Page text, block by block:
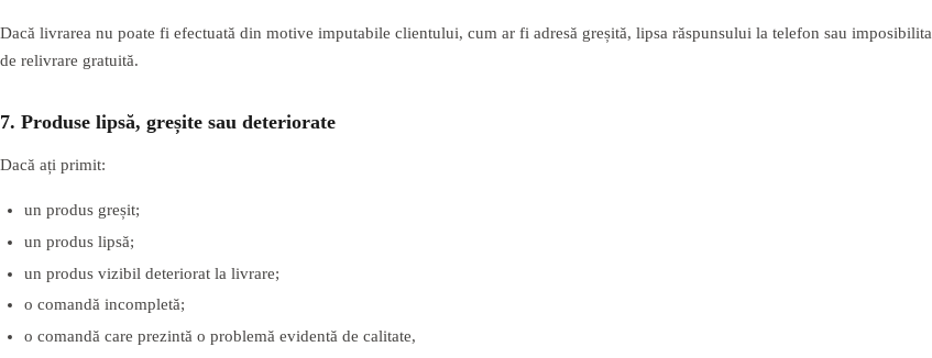
Dacă livrarea nu poate fi efectuată din motive imputabile clientului, cum ar fi adresă greșită, lipsa răspunsului la telefon sau
de relivrare gratuită.
7. Produse lipsă, greșite sau deteriorate
Dacă ați primit:
un produs greșit;
un produs lipsă;
un produs vizibil deteriorat la livrare;
o comandă incompletă;
o comandă care prezintă o problemă evidentă de calitate,